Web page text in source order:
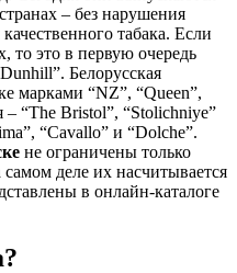
– без нарушения
табака. Если
то это в первую очередь
Белорусская
марками “NZ”, “Queen”,
“The Bristol”, “Stolichniye”
“Cavallo” и “Dolche”.
не ограничены только
деле их насчитывается
в онлайн-каталоге